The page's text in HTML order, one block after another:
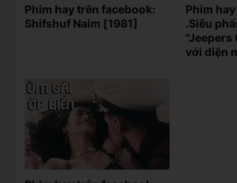
Phim hay trên facebook:
Shifshuf Naim [1981]
Phim
.Siêu
"Jeepers
với diện